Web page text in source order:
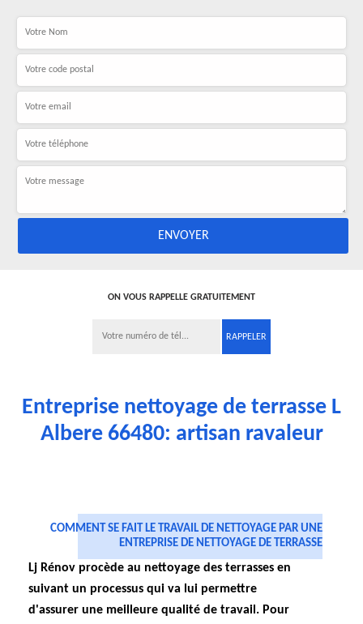
ON VOUS RAPPELLE GRATUITEMENT
Entreprise nettoyage de terrasse L
Albere 66480: artisan ravaleur
COMMENT SE FAIT LE TRAVAIL DE NETTOYAGE PAR UNE
ENTREPRISE DE NETTOYAGE DE TERRASSE
Lj Rénov procède au nettoyage des terrasses en
suivant un processus qui va lui permettre
d'assurer une meilleure qualité de travail. Pour